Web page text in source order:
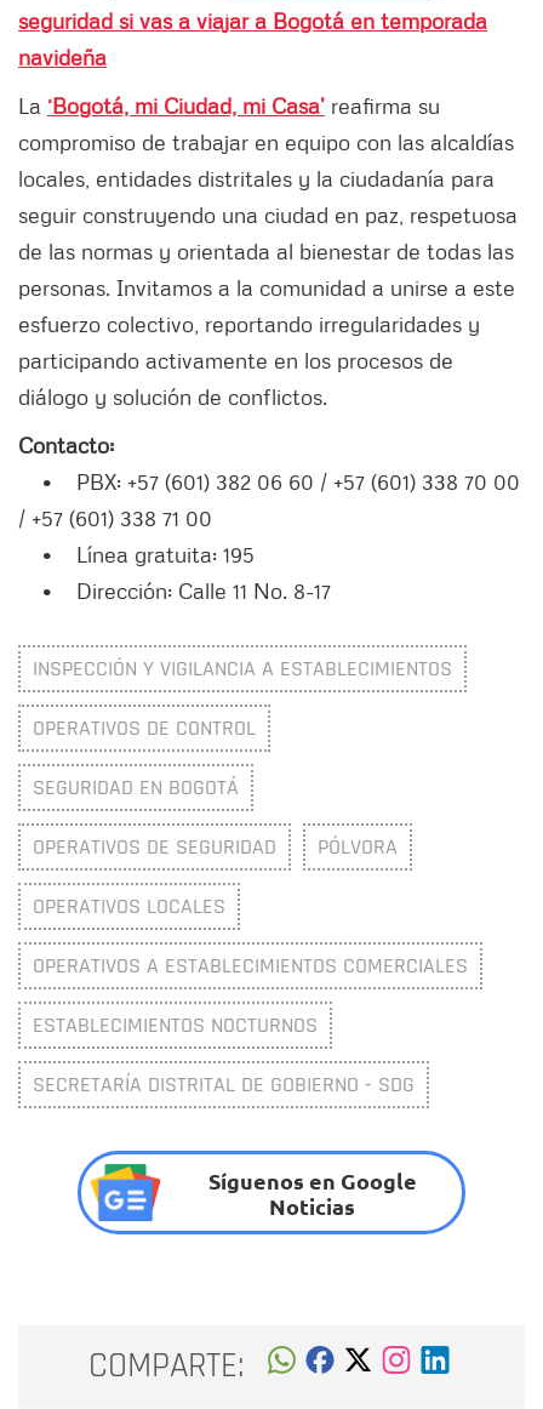
seguridad si vas a viajar a Bogotá en temporada
navideña
La ‘Bogotá, mi Ciudad, mi Casa’ reafirma su
compromiso de trabajar en equipo con las alcaldías
locales, entidades distritales y la ciudadanía para
seguir construyendo una ciudad en paz, respetuosa
de las normas y orientada al bienestar de todas las
personas. Invitamos a la comunidad a unirse a este
esfuerzo colectivo, reportando irregularidades y
participando activamente en los procesos de
diálogo y solución de conflictos.
Contacto:
• PBX: +57 (601) 382 06 60 / +57 (601) 338 70 00
/ +57 (601) 338 71 00
• Línea gratuita: 195
• Dirección: Calle 11 No. 8-17
INSPECCIÓN Y VIGILANCIA A ESTABLECIMIENTOS
OPERATIVOS DE CONTROL
SEGURIDAD EN BOGOTÁ
OPERATIVOS DE SEGURIDAD PÓLVORA
OPERATIVOS LOCALES
OPERATIVOS A ESTABLECIMIENTOS COMERCIALES
ESTABLECIMIENTOS NOCTURNOS
SECRETARÍA DISTRITAL DE GOBIERNO - SDG
Síguenos en Google
Noticias
COMPARTE: